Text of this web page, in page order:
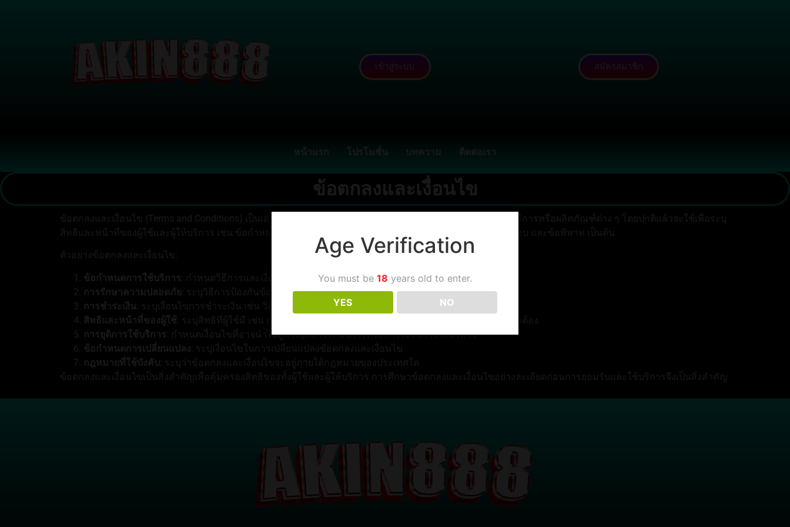
เข้าสู่ระบบ สมัครสมาชิก
หน้าแรก โปรโมชั่น บทความ ติดต่อเรา
ข้อตกลงและเงื่อนไข
ข้อตกลงและเงื่อนไข (Terms and Conditions) เป็นเอกสารหรือข้อความที่กำหนดข้อกำหนดและเงื่อนไขในการใช้บริการหรือผลิตภัณฑ์ต่าง ๆ โดยปกติแล้วจะใช้เพื่อระบุ
สิทธิและหน้าที่ของผู้ใช้และผู้ให้บริการ เช่น ข้อกำหนดเกี่ยวกับการใช้ข้อมูล การชำระเงิน การคืนเงิน ความรับผิดชอบ และข้อพิพาท เป็นต้น
ตัวอย่างข้อตกลงและเงื่อนไข:
ข้อกำหนดการใช้บริการ : กำหนดวิธีการและเงื่อนไขการใช้บริการหรือผลิตภัณฑ์
การรักษาความปลอดภัย : ระบุวิธีการป้องกันข้อมูลส่วนบุคคลและข้อมูลที่เกี่ยวข้องกับการใช้บริการ
การชำระเงิน : ระบุเงื่อนไขการชำระเงิน เช่น วิธีการชำระเงิน วันครบกำหนดชำระ และนโยบายการคืนเงิน
สิทธิและหน้าที่ของผู้ใช้ : ระบุสิทธิที่ผู้ใช้มี เช่น การเข้าถึงบริการ และหน้าที่ของผู้ใช้ เช่น การใช้บริการอย่างถูกต้อง
การยุติการใช้บริการ : กำหนดเงื่อนไขที่อาจนำไปสู่การยุติการให้บริการหรือการระงับการให้บริการ
ข้อกำหนดการเปลี่ยนแปลง : ระบุเงื่อนไขในการเปลี่ยนแปลงข้อตกลงและเงื่อนไข
กฎหมายที่ใช้บังคับ : ระบุว่าข้อตกลงและเงื่อนไขจะอยู่ภายใต้กฎหมายของประเทศใด
ข้อตกลงและเงื่อนไขเป็นสิ่งสำคัญเพื่อคุ้มครองสิทธิของทั้งผู้ใช้และผู้ให้บริการ การศึกษาข้อตกลงและเงื่อนไขอย่างละเอียดก่อนการยอมรับและใช้บริการจึงเป็นสิ่งสำคัญ
Age Verification
You must be 18 years old to enter.
YES NO